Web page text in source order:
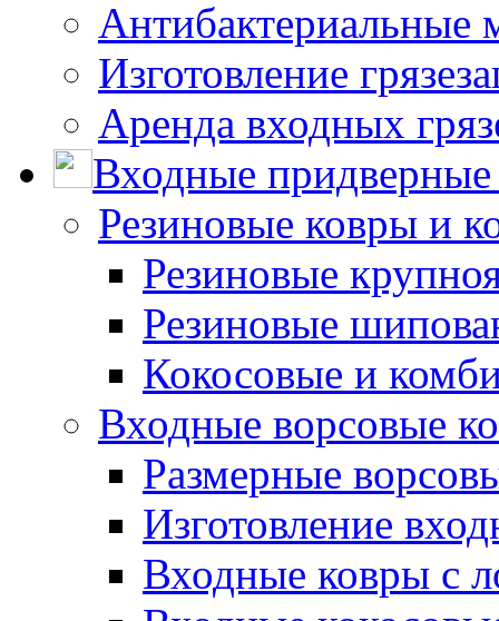
Антибактериальные
Изготовление
Аренда входных
Входные
Резиновые ковры и
Резиновые
Резиновые
Кокосовые и
Входные ворсовые
Размерные
Изготовление
Входные ковры с